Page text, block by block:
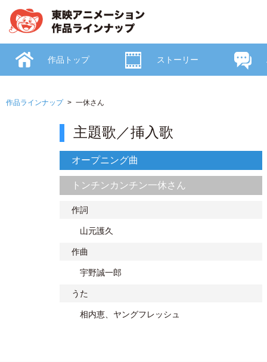
作品ラインナップ 一休さん
主題歌／挿入歌
オープニング曲
トンチンカンチン一休さん
作詞
山元護久
作曲
宇野誠一郎
うた
相内恵、ヤングフレッシュ
作品トップ ストーリー